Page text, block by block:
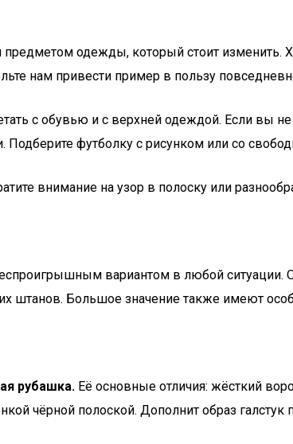
одежды, который стоит изменить.
нам привести пример в пользу
с обувью и с верхней одеждой. Если вы не
футболку с рисунком или со
внимание на узор в полоску или
вариантом в любой ситуации.
штанов. Большое значение также имеют
рубашка. Её основные отличия: жёсткий
чёрной полоской. Дополнит образ галстук